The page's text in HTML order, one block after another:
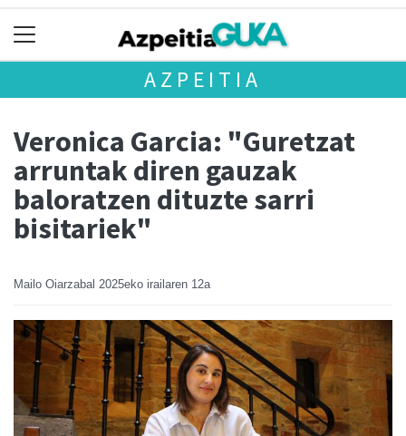
AZPEITIA
Veronica Garcia: "Guretzat
arruntak diren gauzak
baloratzen dituzte sarri
bisitariek"
Mailo Oiarzabal 2025eko irailaren 12a